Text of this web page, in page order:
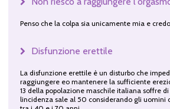
Penso che la colpa sia unicamente mia e
Disfunzione erettile
La disfunzione erettile è un disturbo che
raggiungere eo mantenere la sufficiente
13 della popolazione maschile italiana soffre
lincidenza sale al 50 considerando gli uomini